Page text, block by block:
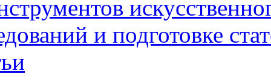
и подготовке